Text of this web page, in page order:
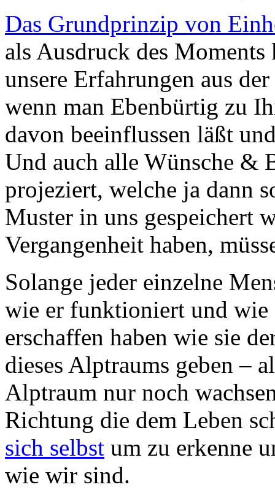
Das Grundprinzip von
als Ausdruck des
unsere Erfahrungen aus
wenn man Ebenbürtig zu
davon beeinflussen läßt
Und auch alle Wünsche &
projeziert, welche ja dann
Muster in uns gespeichert
Vergangenheit haben,
Solange jeder einzelne
wie er funktioniert und wie
erschaffen haben wie sie
dieses Alptraums geben –
Alptraum nur noch
Richtung die dem Leben
sich selbst um zu erkenne
wie wir sind.